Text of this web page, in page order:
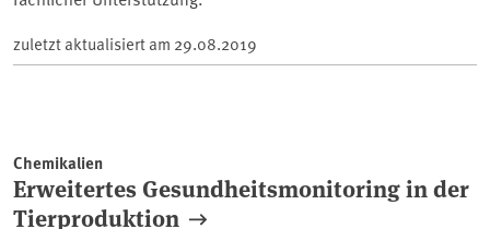
zuletzt aktualisiert am 29.08.2019
Chemikalien
Erweitertes Gesundheitsmonitoring in der
Tierproduktion